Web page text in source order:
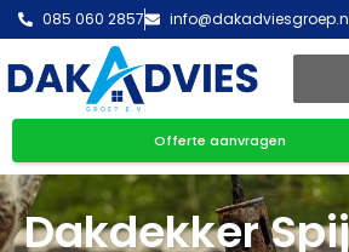
085 060 2857
Offerte aanvragen
Dakdekker